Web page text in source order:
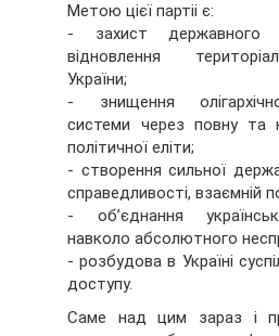
Метою цієї партіі є:
- захист державного
відновлення
України;
- знищення
системи через повну та
політичної еліти;
- створення сильної
справедливості, взаємній
- об’єднання
навколо абсолютного
- розбудова в Україні
доступу.
Саме над цим зараз і